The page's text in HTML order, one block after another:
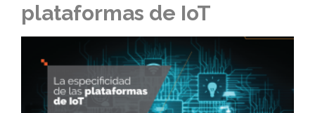
plataformas de IoT